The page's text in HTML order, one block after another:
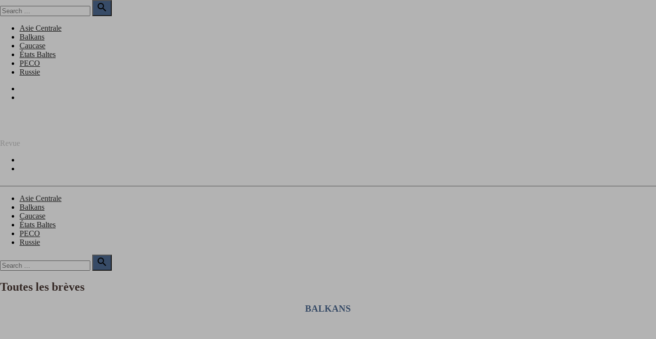
to
for:

Search
Asie Centrale
Balkans
Caucase
États Baltes
PECO
Russie
Revue
Asie Centrale
Balkans
Caucase
États Baltes
PECO
Russie
for:

Search
Toutes les brèves
BALKANS